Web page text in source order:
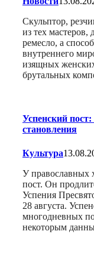
Скульптор,
из тех мастеров,
ремесло, а
внутреннего
изящных
брутальных
Успенский
становления
Культура
У православных
пост. Он
Успения
28 августа.
многодневных
некоторым